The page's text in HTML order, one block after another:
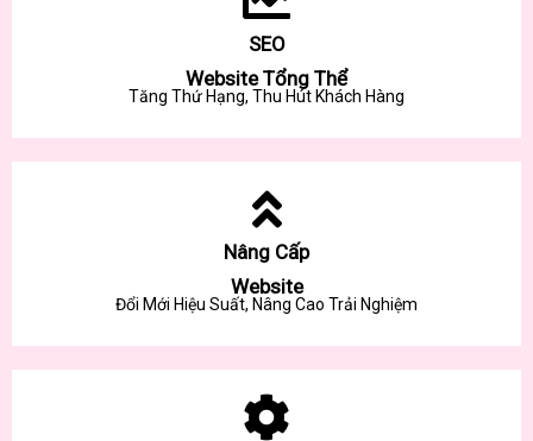
SEO
Website Tổng Thể
Tăng Thứ Hạng, Thu Hút Khách Hàng
Nâng Cấp
Website
Đổi Mới Hiệu Suất, Nâng Cao Trải Nghiệm